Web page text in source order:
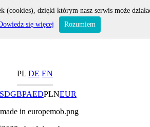
PL DE EN
GBPAEDPLNEUR
(cookies), dzięki którym nasz serwis może
się więcej Rozumiem